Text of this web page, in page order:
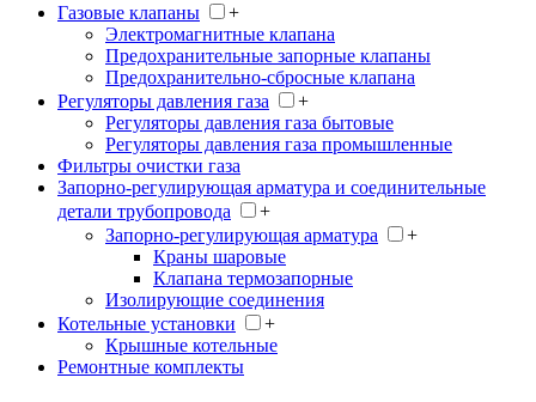
Газовые клапаны
+
Электромагнитные клапана
Предохранительные запорные клапаны
Предохранительно-сбросные клапана
Регуляторы давления газа
+
Регуляторы давления газа бытовые
Регуляторы давления газа промышленные
Фильтры очистки газа
Запорно-регулирующая арматура и соединительные
детали трубопровода
+
Запорно-регулирующая арматура
+
Краны шаровые
Клапана термозапорные
Изолирующие соединения
Котельные установки
+
Крышные котельные
Ремонтные комплекты